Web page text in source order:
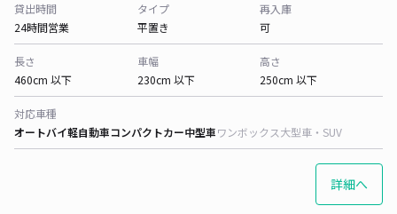
貸出時間
24時間営業
タイプ
平置き
再入庫
可
長さ
460cm 以下
車幅
230cm 以下
高さ
250cm 以下
対応車種
オートバイ軽自動車コンパクトカー中型車ワンボックス大型車・SUV
詳細へ